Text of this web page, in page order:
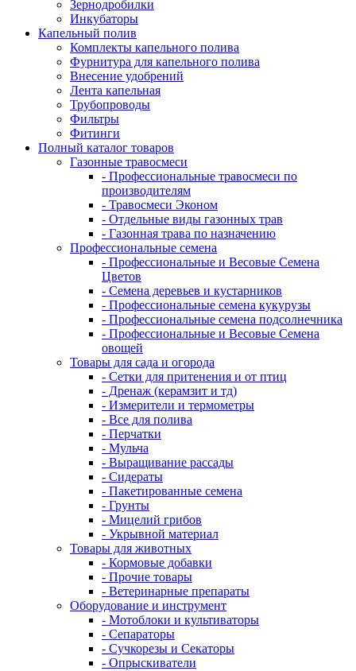
Зернодробилки
Инкубаторы
Капельный полив
Комплекты капельного полива
Фурнитура для капельного полива
Внесение удобрений
Лента капельная
Трубопроводы
Фильтры
Фитинги
Полный каталог товаров
Газонные травосмеси
- Профессиональные травосмеси по
производителям
- Травосмеси Эконом
- Отдельные виды газонных трав
- Газонная трава по назначению
Профессиональные семена
- Профессиональные и Весовые Семена
Цветов
- Семена деревьев и кустарников
- Профессиональные семена кукурузы
- Профессиональные семена подсолнечника
- Профессиональные и Весовые Семена
овощей
Товары для сада и огорода
- Сетки для притенения и от птиц
- Дренаж (керамзит и тд)
- Измерители и термометры
- Все для полива
- Перчатки
- Мульча
- Выращивание рассады
- Сидераты
- Пакетированные семена
- Грунты
- Мицелий грибов
- Укрывной материал
Товары для животных
- Кормовые добавки
- Прочие товары
- Ветеринарные препараты
Оборудование и инструмент
- Мотоблоки и культиваторы
- Сепараторы
- Сучкорезы и Секаторы
- Опрыскиватели